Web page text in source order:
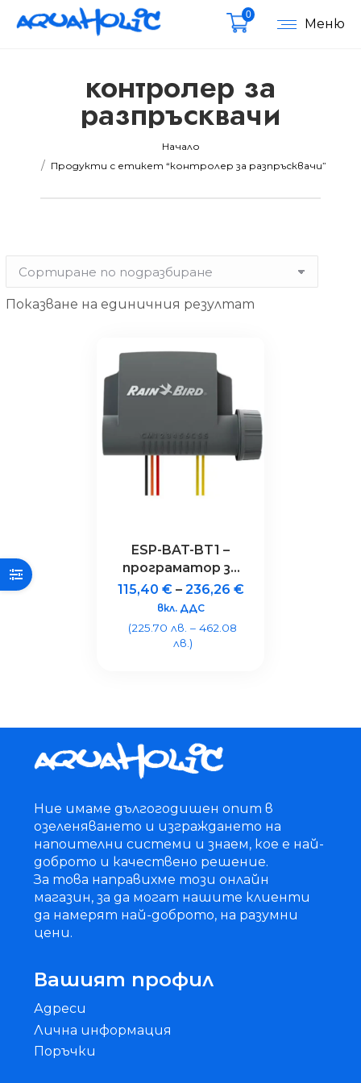
Меню
0
контролер за
разпръсквачи
Начало
Продукти с етикет “контролер за разпръсквачи”
Показване на единичния резултат
ESP-BAT-BT1 –
програматор за
поливни системи
с 1 станция,
Bluetooth®, IP68
115,40 €– 236,26 €
вкл. ДДС
(225.70 лв. – 462.08
лв.)
Ние имаме дългогодишен опит в
озеленяването и изграждането на
напоителни системи и знаем, кое е най-
доброто и качествено решение.
За това направихме този онлайн
магазин, за да могат нашите клиенти
да намерят най-доброто, на разумни
цени.
Вашият профил
Адреси
Лична информация
Поръчки